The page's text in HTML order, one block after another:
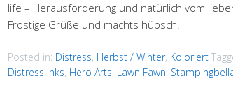
life – Herausforderung und natürlich vom
Frostige Grüße und machts hübsch.
Posted in: Distress, Herbst / Winter, Koloriert
Distress Inks, Hero Arts, Lawn Fawn,